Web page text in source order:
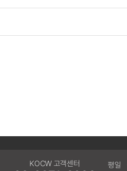
KOCW 고객센터 평일